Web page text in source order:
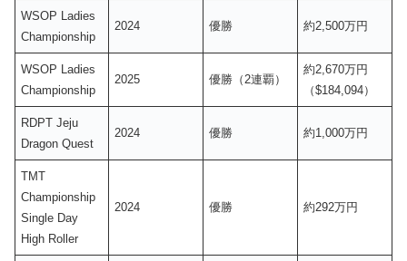
WSOP Ladies
Championship
2024 優勝 約2,500万円
WSOP Ladies
Championship
2025 優勝（2連覇）
約2,670万円
（$184,094）
RDPT Jeju
Dragon Quest
2024 優勝 約1,000万円
TMT
Championship
Single Day
High Roller
2024 優勝 約292万円